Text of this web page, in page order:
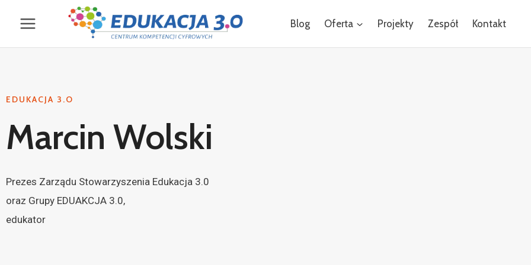
Blog Oferta Projekty Zespół Kontakt
EDUKACJA 3.O
Marcin Wolski
Prezes Zarządu Stowarzyszenia Edukacja 3.0
oraz Grupy EDUAKCJA 3.0,
edukator